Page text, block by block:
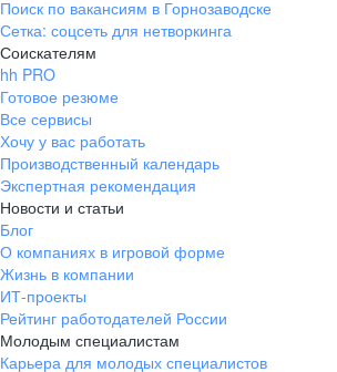
+7 861 205-55-57
pr@krd.hh.ru
Владивосток
пер. Ланинский д. 4, офис 3.4
+7 423 202-33-28
pr@dv.hh.ru
Новосибирск
ул. Большевистская, д. 35,
помещение 21
+7 383 207-94-64
pr@nsk.hh.ru
Поиск по вакансиям в Горнозаводске
Сетка: соцсеть для нетворкинга
Соискателям
hh PRO
Готовое резюме
Все сервисы
Хочу у вас работать
Производственный календарь
Экспертная рекомендация
Новости и статьи
Блог
О компаниях в игровой форме
Жизнь в компании
ИТ-проекты
Рейтинг работодателей России
Молодым специалистам
Карьера для молодых специалистов